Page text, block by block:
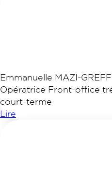
Emmanuelle MAZI-
Opératrice Front-office
court-terme
Lire